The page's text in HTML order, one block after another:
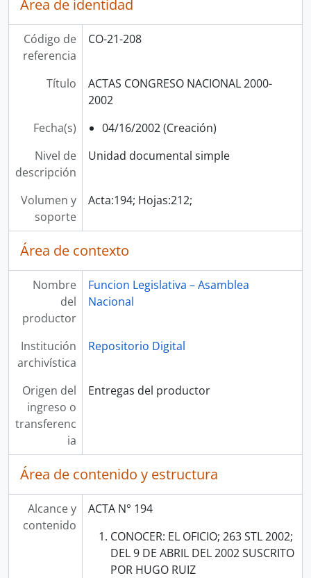
Área de identidad
Código de
referencia
CO-21-208
Título
ACTAS CONGRESO NACIONAL 2000-
2002
Fecha(s)
04/16/2002 (Creación)
Nivel de
descripción
Unidad documental simple
Volumen y
soporte
Acta:194; Hojas:212;
Área de contexto
Nombre
del
productor
Funcion Legislativa – Asamblea
Nacional
Institución
archivística
Repositorio Digital
Origen del
ingreso o
transferenc
ia
Entregas del productor
Área de contenido y estructura
Alcance y
contenido
ACTA N° 194
CONOCER: EL OFICIO; 263 STL 2002;
DEL 9 DE ABRIL DEL 2002 SUSCRITO
POR HUGO RUIZ